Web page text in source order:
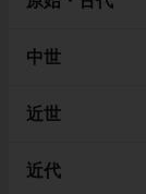
中世
近世
近代